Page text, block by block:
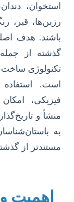
استخوان،
رزین‌ها، قیر،
باشند. هدف
گذشته از
تکنولوژی
است. استفاده
فیزیکی،
منشأ و
به
مستندتر از
اهمیت